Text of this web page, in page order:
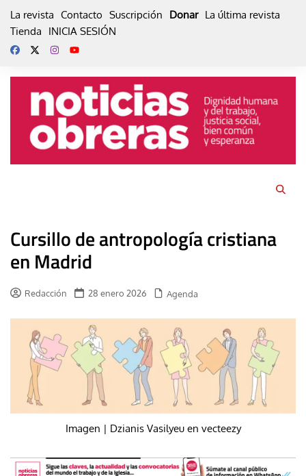
La revista Contacto Suscripción Donar La última revista
Tienda
INICIA SESIÓN
Cursillo de antropología cristiana
en Madrid
Redacción 28 enero 2026 Agenda
Imagen | Dzianis Vasilyeu en vecteezy